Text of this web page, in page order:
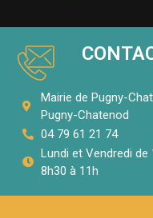
Mairie de Pugny-
Pugny-Chatenod
04 79 61 21 74
Lundi et Vendredi de
8h30 à 11h